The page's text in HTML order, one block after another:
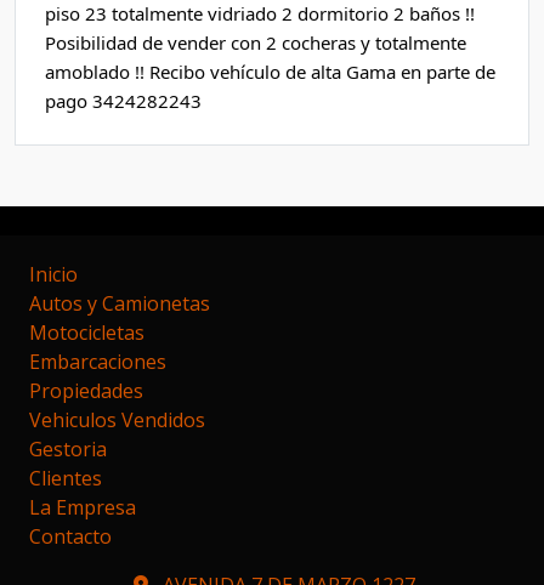
piso 23 totalmente vidriado 2 dormitorio 2 baños !!
Posibilidad de vender con 2 cocheras y totalmente
amoblado !! Recibo vehículo de alta Gama en parte de
pago 3424282243
Inicio
Autos y Camionetas
Motocicletas
Embarcaciones
Propiedades
Vehiculos Vendidos
Gestoria
Clientes
La Empresa
Contacto